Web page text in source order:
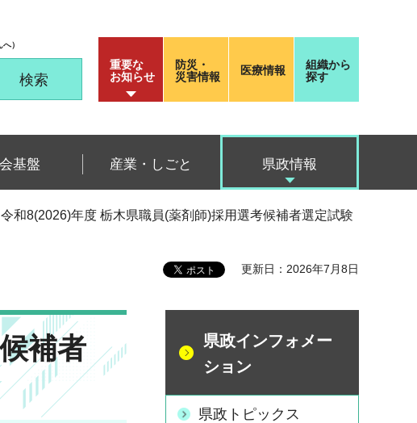
）
重要な
お知らせ
防災・
災害情報
医療情報
組織から
探す
基盤 産業・しごと 県政情報
和8(2026)年度 栃木県職員(薬剤師)採用選考候補者選定試験
更新日：2026年7月8日
補者
県政インフォメー
ション
県政トピックス